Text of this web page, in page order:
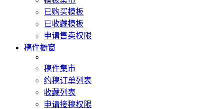
已购买模板
已收藏模板
申请售卖权限
稿件橱窗
稿件集市
约稿订单列表
收藏列表
申请接稿权限